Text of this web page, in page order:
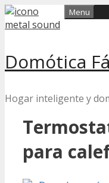
Skip
to
Domótica
Hogar inteligente y
Menu
para